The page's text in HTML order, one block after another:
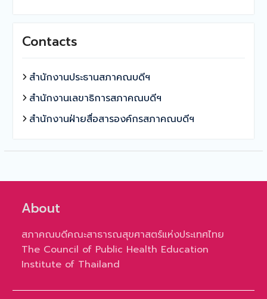
Contacts
สำนักงานประธานสภาคณบดีฯ
สำนักงานเลขาธิการสภาคณบดีฯ
สำนักงานฝ่ายสื่อสารองค์กรสภาคณบดีฯ
About
สภาคณบดีคณะสาธารณสุขศาสตร์แห่งประเทศไทย
The Council of Public Health Education
Institute of Thailand